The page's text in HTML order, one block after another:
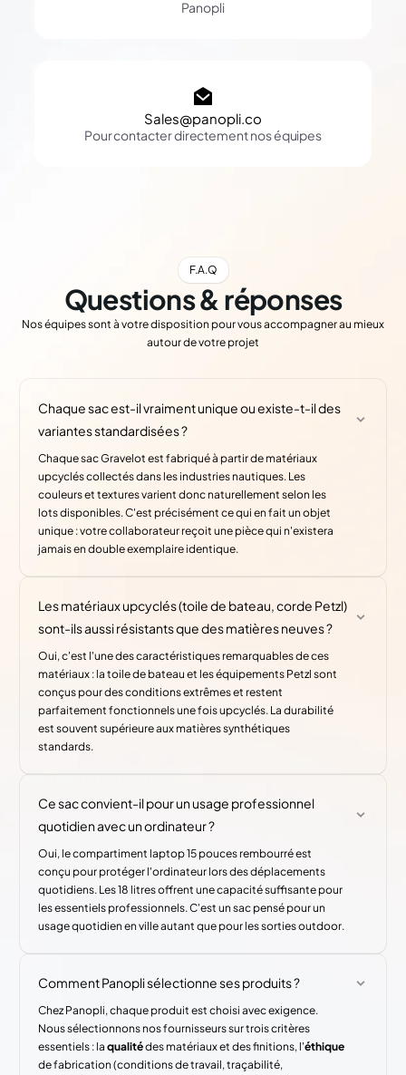
Panopli
Sales@panopli.co
Pour contacter directement nos équipes
F.A.Q
Questions & réponses
Nos équipes sont à votre disposition pour vous accompagner au mieux
autour de votre projet
Chaque sac est-il vraiment unique ou existe-t-il des
variantes standardisées ?
Chaque sac Gravelot est fabriqué à partir de matériaux
upcyclés collectés dans les industries nautiques. Les
couleurs et textures varient donc naturellement selon les
lots disponibles. C'est précisément ce qui en fait un objet
unique : votre collaborateur reçoit une pièce qui n'existera
jamais en double exemplaire identique.
Les matériaux upcyclés (toile de bateau, corde Petzl)
sont-ils aussi résistants que des matières neuves ?
Oui, c'est l'une des caractéristiques remarquables de ces
matériaux : la toile de bateau et les équipements Petzl sont
conçus pour des conditions extrêmes et restent
parfaitement fonctionnels une fois upcyclés. La durabilité
est souvent supérieure aux matières synthétiques
standards.
Ce sac convient-il pour un usage professionnel
quotidien avec un ordinateur ?
Oui, le compartiment laptop 15 pouces rembourré est
conçu pour protéger l'ordinateur lors des déplacements
quotidiens. Les 18 litres offrent une capacité suffisante pour
les essentiels professionnels. C'est un sac pensé pour un
usage quotidien en ville autant que pour les sorties outdoor.
Comment Panopli sélectionne ses produits ?
Chez Panopli, chaque produit est choisi avec exigence.
Nous sélectionnons nos fournisseurs sur trois critères
essentiels : laqualitédes matériaux et des finitions, l'éthique
de fabrication (conditions de travail, traçabilité,